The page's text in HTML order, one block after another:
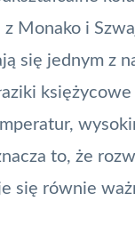
z Monako i
się jednym z
księżycowe
to, że
się równie